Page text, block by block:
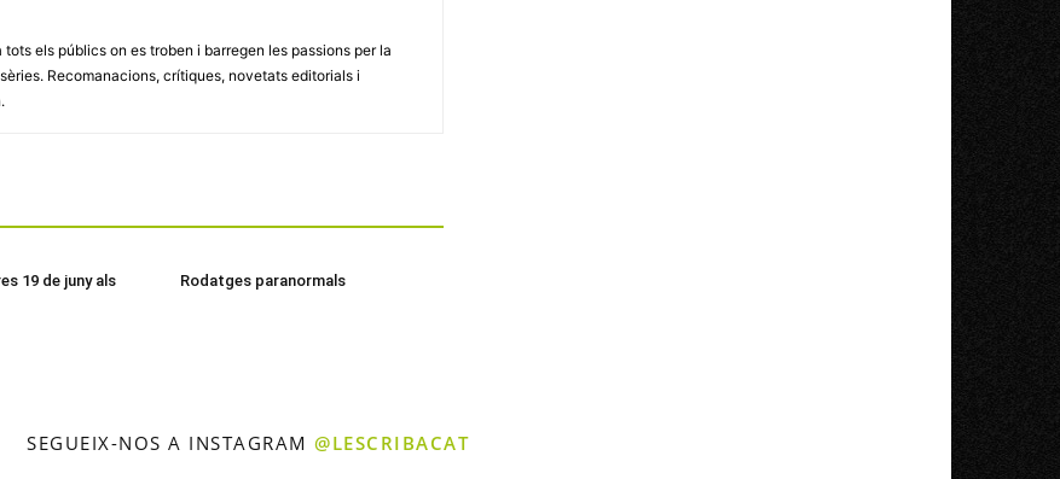
els públics on es troben i barregen les passions per la
Recomanacions, crítiques, novetats editorials i
19 de juny als
Rodatges paranormals
SEGUEIX-NOS A INSTAGRAM @LESCRIBACAT